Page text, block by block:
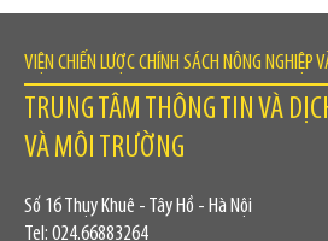
VIỆN CHIẾN LƯỢC CHÍNH SÁCH NÔNG NGHIỆP
TRUNG TÂM THÔNG TIN VÀ
VÀ MÔI TRƯỜNG
Số 16 Thụy Khuê - Tây Hồ - Hà Nội
Tel: 024.66883264